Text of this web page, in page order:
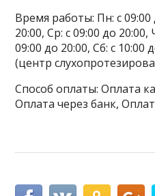
Время работы: Пн: с 09:00
20:00, Ср: с 09:00 до 20:00,
09:00 до 20:00, Сб: с 10:00
(центр
Способ оплаты: Оплата
Оплата через банк,